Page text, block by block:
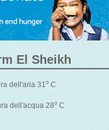
dell'aria 31o C
dell'acqua 28o C